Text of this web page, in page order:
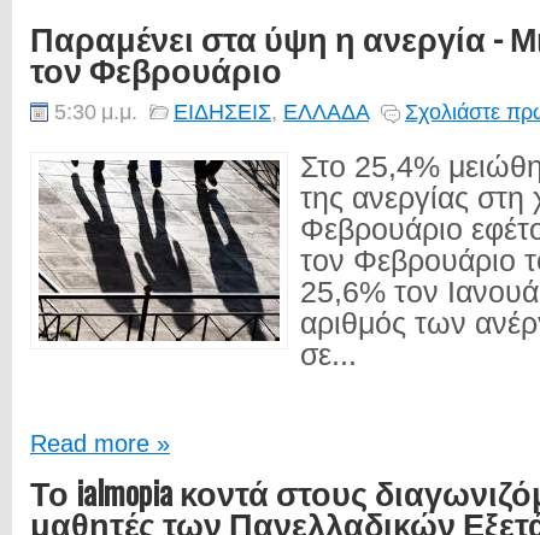
Παραμένει στα ύψη η ανεργία -
τον Φεβρουάριο
5:30 μ.μ. ΕΙΔΗΣΕΙΣ, ΕΛΛΑΔΑ Σχολιάστε
Στο 25,4%
της ανεργίας
Φεβρουάριο
τον Φεβρουάριο
25,6% τον
αριθμός των
σε...
Read more »
Το ialmopia κοντά στους
μαθητές των Πανελλαδικών